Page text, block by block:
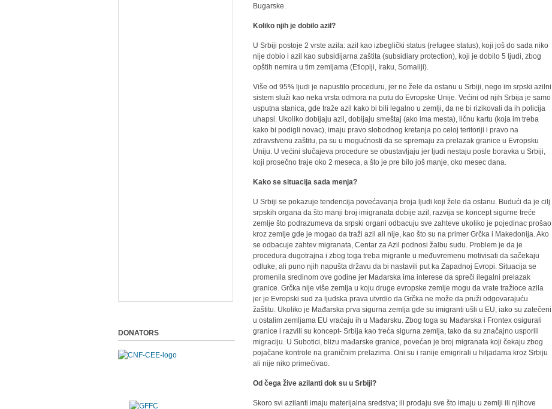
Bugarske.
Koliko njih je dobilo azil?
U Srbiji postoje 2 vrste azila: azil kao izbeglički status (refugee status), koji još do sada niko
nije dobio i azil kao subsidijarna zaštita (subsidiary protection), koji je dobilo 5 ljudi, zbog
opštih nemira u tim zemljama (Etiopiji, Iraku, Somaliji).
Više od 95% ljudi je napustilo proceduru, jer ne žele da ostanu u Srbiji, nego im srpski azilni
sistem služi kao neka vrsta odmora na putu do Evropske Unije. Većini od njih Srbija je samo
usputna stanica, gde traže azil kako bi bili legalno u zemlji, da ne bi rizikovali da ih policija
uhapsi. Ukoliko dobijaju azil, dobijaju smeštaj (ako ima mesta), ličnu kartu (koja im treba
kako bi podigli novac), imaju pravo slobodnog kretanja po celoj teritoriji i pravo na
zdravstvenu zaštitu, pa su u mogućnosti da se spremaju za prelazak granice u Evropsku
Uniju. U većini slučajeva procedure se obustavljaju jer ljudi nestaju posle boravka u Srbiji,
koji prosečno traje oko 2 meseca, a što je pre bilo još manje, oko mesec dana.
Kako se situacija sada menja?
U Srbiji se pokazuje tendencija povećavanja broja ljudi koji žele da ostanu. Budući da je cilj
srpskih organa da što manji broj imigranata dobije azil, razvija se koncept sigurne treće
zemlje što podrazumeva da srpski organi odbacuju sve zahteve ukoliko je pojedinac prošao
kroz zemlje gde je mogao da traži azil ali nije, kao što su na primer Grčka i Makedonija. Ako
se odbacuje zahtev migranata, Centar za Azil podnosi žalbu sudu. Problem je da je
procedura dugotrajna i zbog toga treba migrante u međuvremenu motivisati da sačekaju
odluke, ali puno njih napušta državu da bi nastavili put ka Zapadnoj Evropi. Situacija se
promenila sredinom ove godine jer Mađarska ima interese da spreči ilegalni prelazak
granice. Grčka nije više zemlja u koju druge evropske zemlje mogu da vrate tražioce azila
jer je Evropski sud za ljudska prava utvrdio da Grčka ne može da pruži odgovarajuću
žaštitu. Ukoliko je Mađarska prva sigurna zemlja gde su imigranti ušli u EU, iako su zatečeni
u ostalim zemljama EU vraćaju ih u Mađarsku. Zbog toga su Mađarska i Frontex osigurali
granice i razvili su koncept- Srbija kao treća sigurna zemlja, tako da su značajno usporili
migraciju. U Subotici, blizu mađarske granice, povećan je broj migranata koji čekaju zbog
pojačane kontrole na graničnim prelazima. Oni su i ranije emigrirali u hiljadama kroz Srbiju
ali nije niko primećivao.
Od čega žive azilanti dok su u Srbiji?
Skoro svi azilanti imaju materijalna sredstva; ili prodaju sve što imaju u zemlji ili njihove
DONATORS